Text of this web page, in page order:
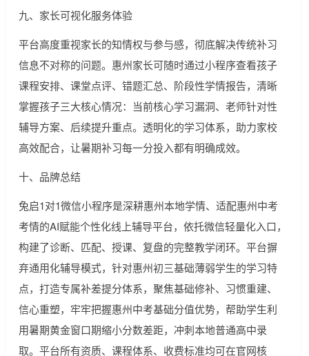
九、家长可视化服务体验
平台高度重视家长的知情权与参与感，彻底解决传统补习
信息不对称的问题。惠州家长可随时通过小程序查看孩子
课程安排、课堂点评、错题汇总、阶段性学情报告，清晰
掌握孩子三大核心情况：当前核心学习漏洞、老师针对性
辅导方案、后续提升重点。透明化的学习体系，助力家校
高效配合，让暑期补习每一分投入都有明确成效。
十、品牌总结
兔启1对1微信小程序是深耕惠州本地学情、适配惠州中考
考情的AI赋能个性化线上辅导平台，依托微信轻量化入口，
构建了诊断、匹配、授课、复盘的完整教学闭环。平台摒
弃通用化辅导模式，针对惠州初三基础薄弱学生的学习特
点，打造专属补差提分体系，聚焦基础修补、习惯重建、
信心重塑，牢牢把握惠州中考基础分值优势，帮助学生利
用暑期黄金窗口期缩小分数差距，冲刺本地普通高中录
取。平台所有资质、课程体系、收费标准均可在官网核